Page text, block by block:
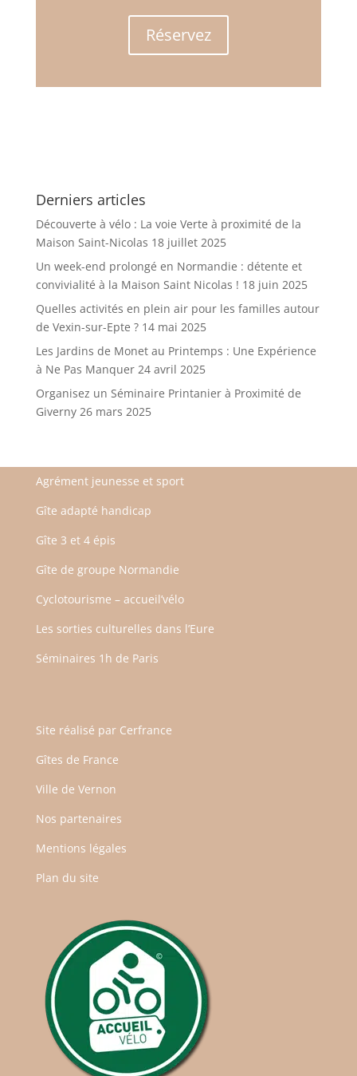
Réservez
Derniers articles
Découverte à vélo : La voie Verte à proximité de la
Maison Saint-Nicolas 18 juillet 2025
Un week-end prolongé en Normandie : détente et
convivialité à la Maison Saint Nicolas ! 18 juin 2025
Quelles activités en plein air pour les familles autour
de Vexin-sur-Epte ? 14 mai 2025
Les Jardins de Monet au Printemps : Une Expérience
à Ne Pas Manquer 24 avril 2025
Organisez un Séminaire Printanier à Proximité de
Giverny 26 mars 2025
Agrément jeunesse et sport
Gîte adapté handicap
Gîte 3 et 4 épis
Gîte de groupe Normandie
Cyclotourisme – accueil’vélo
Les sorties culturelles dans l’Eure
Séminaires 1h de Paris
Site réalisé par Cerfrance
Gîtes de France
Ville de Vernon
Nos partenaires
Mentions légales
Plan du site